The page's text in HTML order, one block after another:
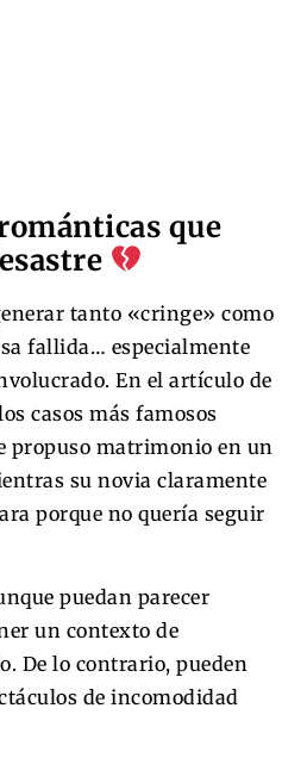
que
tanto «cringe» como
fallida… especialmente
En el artículo de
casos más famosos
propuso matrimonio en un
su novia claramente
porque no quería seguir
puedan parecer
un contexto de
De lo contrario, pueden
de incomodidad